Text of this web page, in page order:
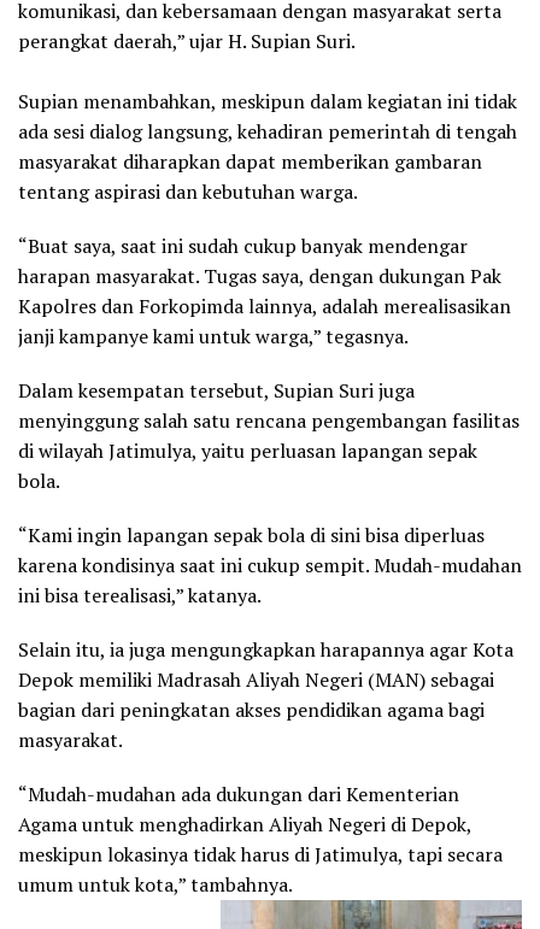
komunikasi, dan kebersamaan dengan masyarakat serta
perangkat daerah,” ujar H. Supian Suri.
Supian menambahkan, meskipun dalam kegiatan ini tidak
ada sesi dialog langsung, kehadiran pemerintah di tengah
masyarakat diharapkan dapat memberikan gambaran
tentang aspirasi dan kebutuhan warga.
“Buat saya, saat ini sudah cukup banyak mendengar
harapan masyarakat. Tugas saya, dengan dukungan Pak
Kapolres dan Forkopimda lainnya, adalah merealisasikan
janji kampanye kami untuk warga,” tegasnya.
Dalam kesempatan tersebut, Supian Suri juga
menyinggung salah satu rencana pengembangan fasilitas
di wilayah Jatimulya, yaitu perluasan lapangan sepak
bola.
“Kami ingin lapangan sepak bola di sini bisa diperluas
karena kondisinya saat ini cukup sempit. Mudah-mudahan
ini bisa terealisasi,” katanya.
Selain itu, ia juga mengungkapkan harapannya agar Kota
Depok memiliki Madrasah Aliyah Negeri (MAN) sebagai
bagian dari peningkatan akses pendidikan agama bagi
masyarakat.
“Mudah-mudahan ada dukungan dari Kementerian
Agama untuk menghadirkan Aliyah Negeri di Depok,
meskipun lokasinya tidak harus di Jatimulya, tapi secara
umum untuk kota,” tambahnya.